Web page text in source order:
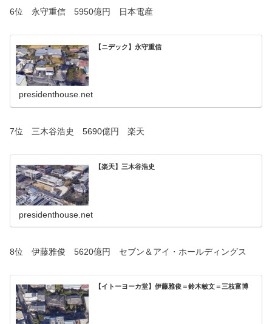
6位 永守重信 5950億円 日本電産
【ニデック】永守重信
presidenthouse.net
7位 三木谷浩史 5690億円 楽天
【楽天】三木谷浩史
presidenthouse.net
8位 伊藤雅俊 5620億円 セブン＆アイ・ホールディングス
【イトーヨーカ堂】伊藤雅俊＝鈴木敏文＝三枝富博